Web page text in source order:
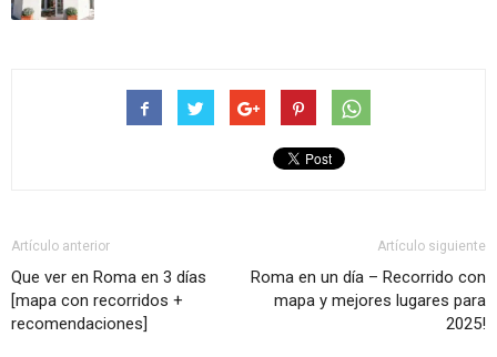
Artículo anterior
Que ver en Roma en 3 días
[mapa con recorridos +
recomendaciones]
Artículo siguiente
Roma en un día – Recorrido con
mapa y mejores lugares para
2025!